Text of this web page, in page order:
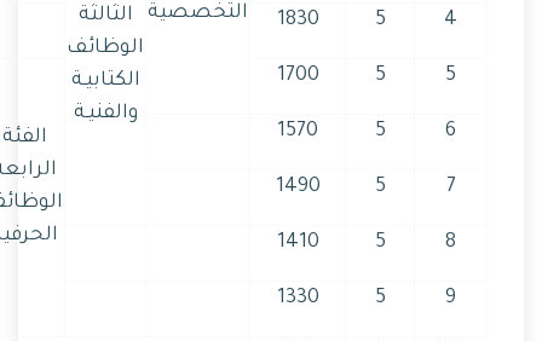
التخصصية
الثالثة
الوظائف
الكتابيـة
والفنيـة
4
5
1830
5
5
1700
الفئة
6
5
1570
7
5
1490
8
5
1410
9
5
1330